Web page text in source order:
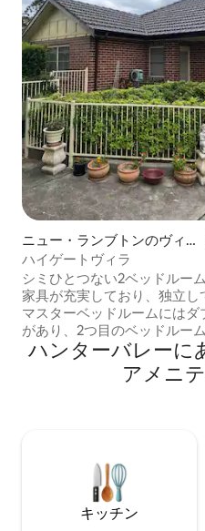
ニュー・ランブトンのヴィ
ラ
ハイゲートヴィラ
シミひとつない2ベッドルー
家具が充実しており、独立し
マスターベッドルームにはダ
があり、2つ目のベッドルー
シングルベッドがあり、ど
ブ」を内蔵しています。 Wi -
XTV、DVD、ビデオ。エア
ーム。独立したWC。火災報
院、大学、ニューキャッスル
チに近い。 近くには良いショ
ンターやレストランがありま
ハンターバレーに
アメニ
キッチン